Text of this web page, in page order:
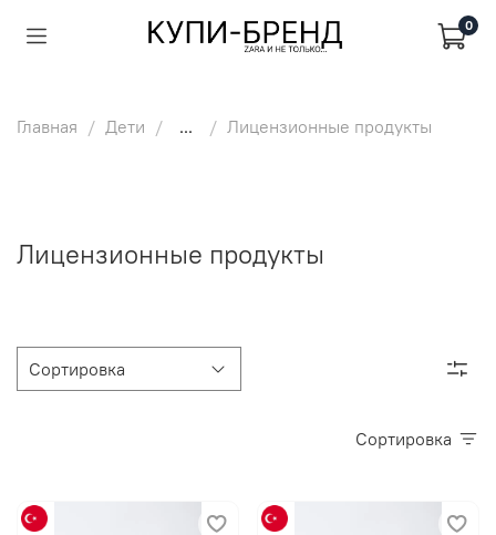
0
Главная Дети ... Лицензионные продукты
Лицензионные продукты
Сортировка